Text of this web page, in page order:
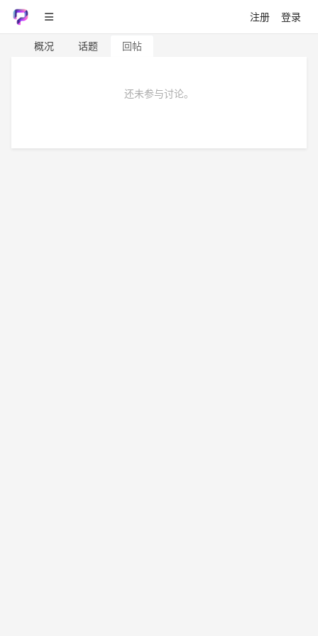
注册 登录
概况 话题 回帖
还未参与讨论。